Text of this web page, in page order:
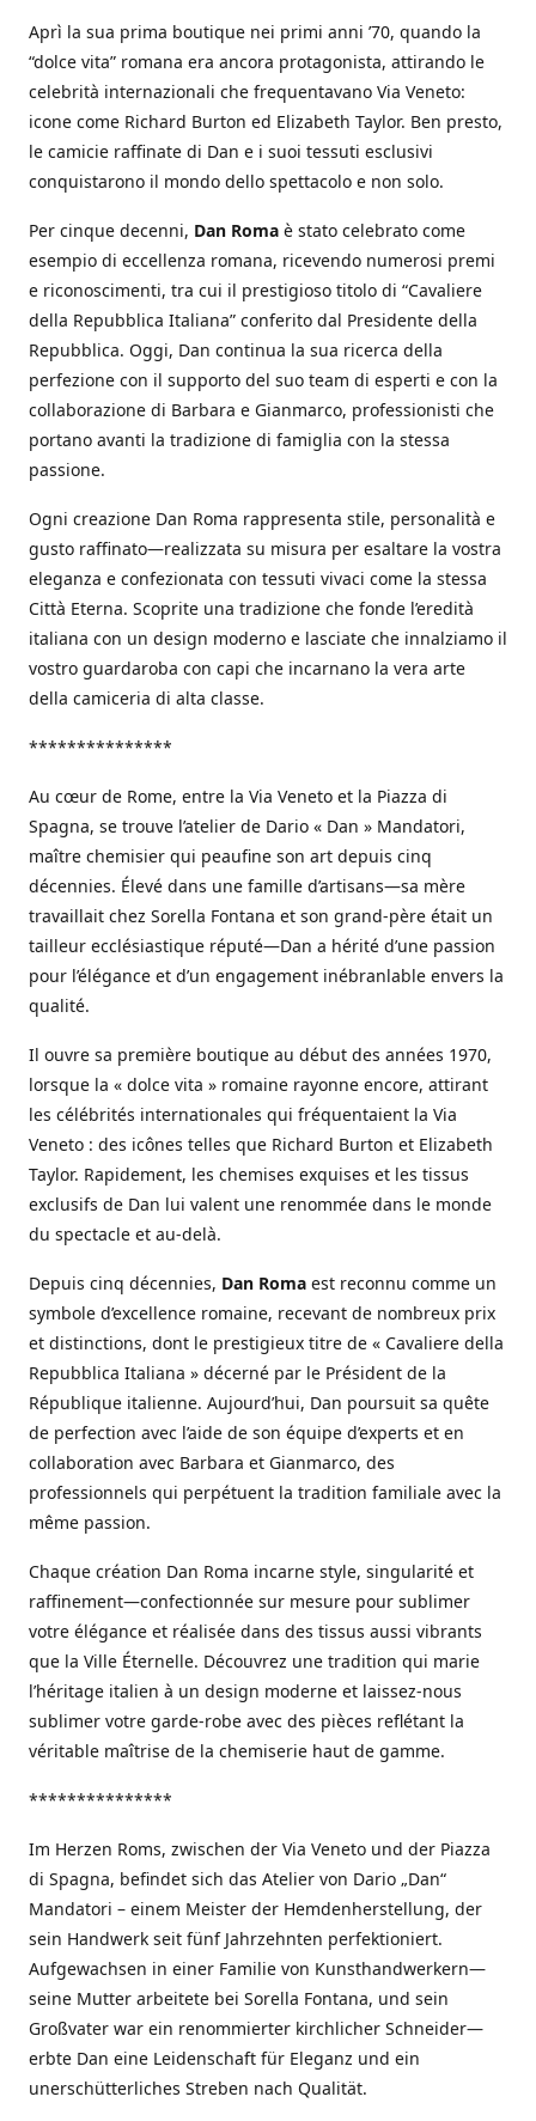
Aprì la sua prima boutique nei primi anni ’70, quando la
“dolce vita” romana era ancora protagonista, attirando le
celebrità internazionali che frequentavano Via Veneto:
icone come Richard Burton ed Elizabeth Taylor. Ben presto,
le camicie raffinate di Dan e i suoi tessuti esclusivi
conquistarono il mondo dello spettacolo e non solo.
Per cinque decenni, Dan Roma è stato celebrato come
esempio di eccellenza romana, ricevendo numerosi premi
e riconoscimenti, tra cui il prestigioso titolo di “Cavaliere
della Repubblica Italiana” conferito dal Presidente della
Repubblica. Oggi, Dan continua la sua ricerca della
perfezione con il supporto del suo team di esperti e con la
collaborazione di Barbara e Gianmarco, professionisti che
portano avanti la tradizione di famiglia con la stessa
passione.
Ogni creazione Dan Roma rappresenta stile, personalità e
gusto raffinato—realizzata su misura per esaltare la vostra
eleganza e confezionata con tessuti vivaci come la stessa
Città Eterna. Scoprite una tradizione che fonde l’eredità
italiana con un design moderno e lasciate che innalziamo il
vostro guardaroba con capi che incarnano la vera arte
della camiceria di alta classe.
***************
Au cœur de Rome, entre la Via Veneto et la Piazza di
Spagna, se trouve l’atelier de Dario « Dan » Mandatori,
maître chemisier qui peaufine son art depuis cinq
décennies. Élevé dans une famille d’artisans—sa mère
travaillait chez Sorella Fontana et son grand-père était un
tailleur ecclésiastique réputé—Dan a hérité d’une passion
pour l’élégance et d’un engagement inébranlable envers la
qualité.
Il ouvre sa première boutique au début des années 1970,
lorsque la « dolce vita » romaine rayonne encore, attirant
les célébrités internationales qui fréquentaient la Via
Veneto : des icônes telles que Richard Burton et Elizabeth
Taylor. Rapidement, les chemises exquises et les tissus
exclusifs de Dan lui valent une renommée dans le monde
du spectacle et au-delà.
Depuis cinq décennies, Dan Roma est reconnu comme un
symbole d’excellence romaine, recevant de nombreux prix
et distinctions, dont le prestigieux titre de « Cavaliere della
Repubblica Italiana » décerné par le Président de la
République italienne. Aujourd’hui, Dan poursuit sa quête
de perfection avec l’aide de son équipe d’experts et en
collaboration avec Barbara et Gianmarco, des
professionnels qui perpétuent la tradition familiale avec la
même passion.
Chaque création Dan Roma incarne style, singularité et
raffinement—confectionnée sur mesure pour sublimer
votre élégance et réalisée dans des tissus aussi vibrants
que la Ville Éternelle. Découvrez une tradition qui marie
l’héritage italien à un design moderne et laissez-nous
sublimer votre garde-robe avec des pièces reflétant la
véritable maîtrise de la chemiserie haut de gamme.
***************
Im Herzen Roms, zwischen der Via Veneto und der Piazza
di Spagna, befindet sich das Atelier von Dario „Dan“
Mandatori – einem Meister der Hemdenherstellung, der
sein Handwerk seit fünf Jahrzehnten perfektioniert.
Aufgewachsen in einer Familie von Kunsthandwerkern—
seine Mutter arbeitete bei Sorella Fontana, und sein
Großvater war ein renommierter kirchlicher Schneider—
erbte Dan eine Leidenschaft für Eleganz und ein
unerschütterliches Streben nach Qualität.